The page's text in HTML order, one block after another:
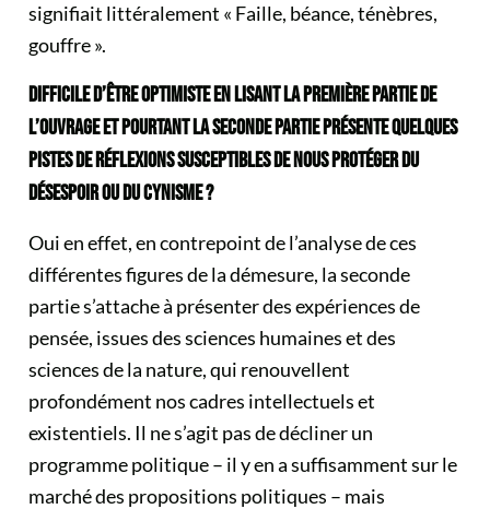
signifiait littéralement « Faille, béance, ténèbres,
gouffre ».
DIFFICILE D’ÊTRE OPTIMISTE EN LISANT LA PREMIÈRE PARTIE DE
L’OUVRAGE ET POURTANT LA SECONDE PARTIE PRÉSENTE QUELQUES
PISTES DE RÉFLEXIONS SUSCEPTIBLES DE NOUS PROTÉGER DU
DÉSESPOIR OU DU CYNISME ?
Oui en effet, en contrepoint de l’analyse de ces
différentes figures de la démesure, la seconde
partie s’attache à présenter des expériences de
pensée, issues des sciences humaines et des
sciences de la nature, qui renouvellent
profondément nos cadres intellectuels et
existentiels. Il ne s’agit pas de décliner un
programme politique – il y en a suffisamment sur le
marché des propositions politiques – mais